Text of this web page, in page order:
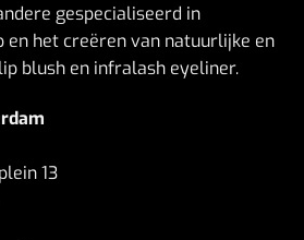
gespecialiseerd in
en het creëren van natuurlijke en
blush en infralash eyeliner.
13